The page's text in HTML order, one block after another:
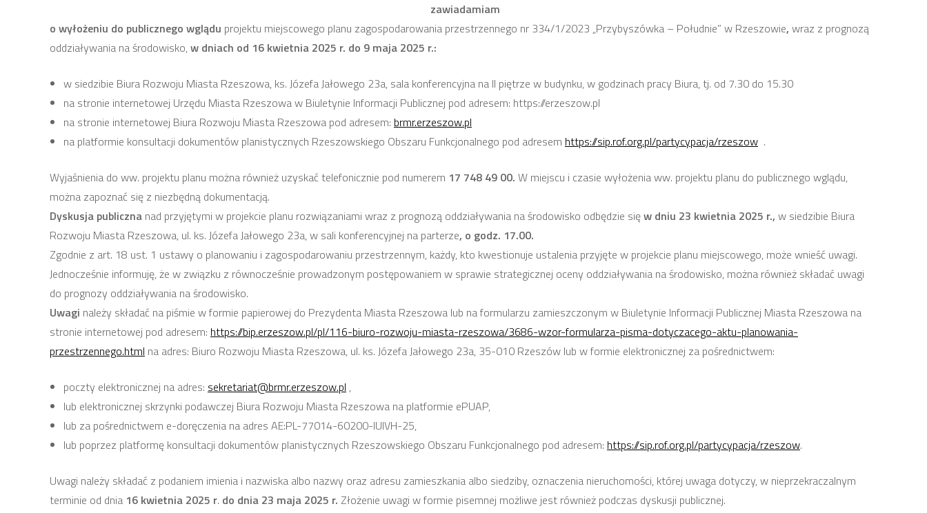
zawiadamiam
o wyłożeniu do publicznego wglądu projektu miejscowego planu zagospodarowania przestrzennego nr 334/1/2023 „Przybyszówka – Południe” w Rzeszowie, wraz z prognozą
oddziaływania na środowisko,w dniach od 16 kwietnia 2025 r. do 9 maja 2025 r.:
w siedzibie Biura Rozwoju Miasta Rzeszowa, ks. Józefa Jałowego 23a, sala konferencyjna na II piętrze w budynku, w godzinach pracy Biura, tj. od 7.30 do 15.30
na stronie internetowej Urzędu Miasta Rzeszowa w Biuletynie Informacji Publicznej pod adresem: https://erzeszow.pl
na stronie internetowej Biura Rozwoju Miasta Rzeszowa pod adresem: brmr.erzeszow.pl
na platformie konsultacji dokumentów planistycznych Rzeszowskiego Obszaru Funkcjonalnego pod adresem https://sip.rof.org.pl/partycypacja/rzeszow .
Wyjaśnienia do ww. projektu planu można również uzyskać telefonicznie pod numerem 17 748 49 00. W miejscu i czasie wyłożenia ww. projektu planu do publicznego wglądu,
można zapoznać się z niezbędną dokumentacją.
Dyskusja publiczna nad przyjętymi w projekcie planu rozwiązaniami wraz z prognozą oddziaływania na środowisko odbędzie sięw dniu 23 kwietnia 2025 r., w siedzibie Biura
Rozwoju Miasta Rzeszowa, ul. ks. Józefa Jałowego 23a, w sali konferencyjnej na parterze, o godz. 17.00.
Zgodnie z art. 18 ust. 1 ustawy o planowaniu i zagospodarowaniu przestrzennym, każdy, kto kwestionuje ustalenia przyjęte w projekcie planu miejscowego, może wnieść uwagi.
Jednocześnie informuję, że w związku z równocześnie prowadzonym postępowaniem w sprawie strategicznej oceny oddziaływania na środowisko, można również składać uwagi
do prognozy oddziaływania na środowisko.
Uwagi należy składać na piśmie w formie papierowej do Prezydenta Miasta Rzeszowa lub na formularzu zamieszczonym w Biuletynie Informacji Publicznej Miasta Rzeszowa na
stronie internetowej pod adresem: https://bip.erzeszow.pl/pl/116-biuro-rozwoju-miasta-rzeszowa/3686-wzor-formularza-pisma-dotyczacego-aktu-planowania-
przestrzennego.html na adres: Biuro Rozwoju Miasta Rzeszowa, ul. ks. Józefa Jałowego 23a, 35-010 Rzeszów lub w formie elektronicznej za pośrednictwem:
poczty elektronicznej na adres: sekretariat@brmr.erzeszow.pl ,
lub elektronicznej skrzynki podawczej Biura Rozwoju Miasta Rzeszowa na platformie ePUAP,
lub za pośrednictwem e-doręczenia na adres AE:PL-77014-60200-IUIVH-25,
lub poprzez platformę konsultacji dokumentów planistycznych Rzeszowskiego Obszaru Funkcjonalnego pod adresem: https://sip.rof.org.pl/partycypacja/rzeszow.
Uwagi należy składać z podaniem imienia i nazwiska albo nazwy oraz adresu zamieszkania albo siedziby, oznaczenia nieruchomości, której uwaga dotyczy, w nieprzekraczalnym
terminie od dnia 16 kwietnia 2025 r. do dnia 23 maja 2025 r. Złożenie uwagi w formie pisemnej możliwe jest również podczas dyskusji publicznej.